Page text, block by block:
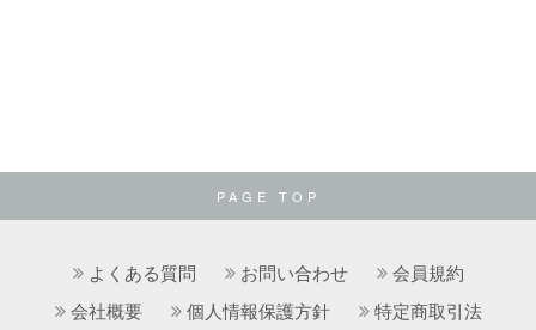
PAGE TOP
よくある質問 お問い合わせ
会員規約
会社概要
個人情報保護方針 特定商取引法